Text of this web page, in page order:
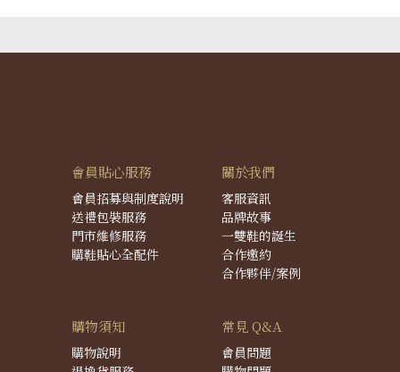
會員貼心服務
會員招募與制度說明
送禮包裝服務
門市維修服務
購鞋貼心全配件
關於我們
客服資訊
品牌故事
一雙鞋的誕生
合作邀約
合作夥伴/案例
購物須知
購物說明
常見 Q&A
會員問題